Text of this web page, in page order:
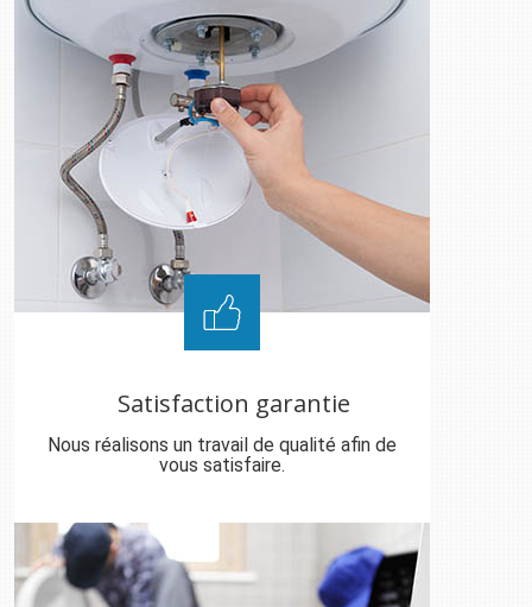
Satisfaction garantie
Nous réalisons un travail de qualité afin de
vous satisfaire.